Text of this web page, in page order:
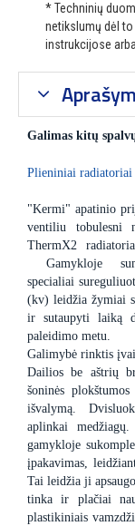
* Techninių
netikslumų dėl
instrukcijose
Galimas kitų
Plieniniai
"Kermi" apatinio
ventiliu tobulesni
ThermX2
Gamykloje
specialiai
(kv) leidžia žymiai
ir sutaupyti laiką
paleidimo metu.
Galimybė rinktis
Dailios be aštrių
šoninės
išvalymą.
aplinkai
gamykloje
įpakavimas,
Tai leidžia ji
tinka ir plačiai
plastikiniais